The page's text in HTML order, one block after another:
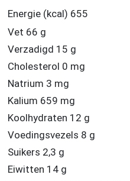
Energie (kcal) 655
Vet 66 g
Verzadigd 15 g
Cholesterol 0 mg
Natrium 3 mg
Kalium 659 mg
Koolhydraten 12 g
Voedingsvezels 8 g
Suikers 2,3 g
Eiwitten 14 g